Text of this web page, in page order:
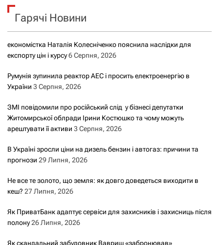
к
Гарячі Новини
економістка Наталія Колесніченко пояснила наслідки для
експорту цін і курсу6 Серпня, 2026
Румунія зупинила реактор АЕС і просить електроенергію в
України 3 Серпня, 2026
ЗМІ повідомили про російський слід у бізнесі депутатки
Житомирської облради Ірини Костюшко та чому можуть
арештувати її активи 3 Серпня, 2026
В Україні зросли ціни на дизель бензин і автогаз: причини та
прогнози 29 Липня, 2026
Не все те золото, що земля: як довго доведеться виходити в
кеш? 27 Липня, 2026
Як ПриватБанк адаптує сервіси для захисників і захисниць після
полону26 Липня, 2026
Як скандальний забудовник Вавриш «забронював»